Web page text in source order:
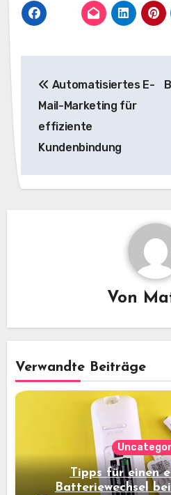
Automatisiertes E-
Mail-Marketing für
effiziente
Kundenbindung
Von
Verwandte Beiträge
Tipps für einen
Batteriewechsel